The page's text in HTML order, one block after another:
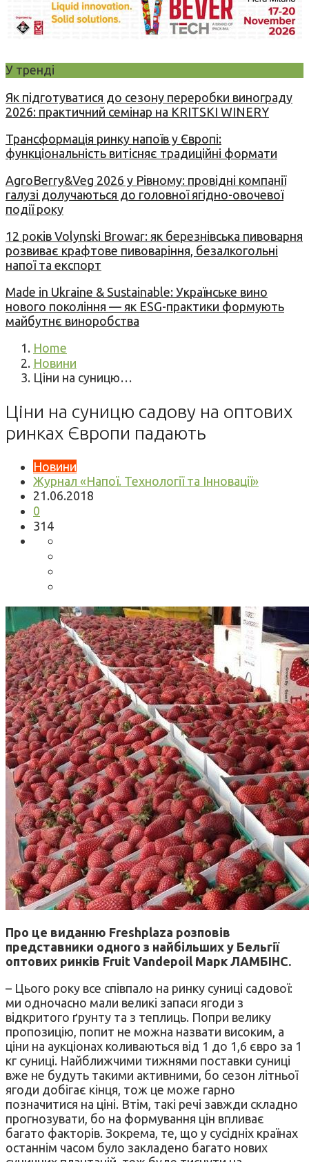
У тренді
Як підготуватися до сезону переробки винограду
2026: практичний семінар на KRITSKI WINERY
Трансформація ринку напоїв у Європі:
функціональність витісняє традиційні формати
AgroBerry&Veg 2026 у Рівному: провідні компанії
галузі долучаються до головної ягідно-овочевої
події року
12 років Volynski Browar: як березнівська пивоварня
розвиває крафтове пивоваріння, безалкогольні
напої та експорт
Made in Ukraine & Sustainable: Українське вино
нового покоління — як ESG-практики формують
майбутнє виноробства
Home
Новини
Ціни на суницю…
Ціни на суницю садову на оптових
ринках Європи падають
Новини
Журнал «Напої. Технології та Інновації»
21.06.2018
0
314
Про це виданню Freshplaza розповів
представники одного з найбільших у Бельгії
оптових ринків Fruit Vandepoil Марк ЛАМБІНС.
– Цього року все співпало на ринку суниці садової:
ми одночасно мали великі запаси ягоди з
відкритого ґрунту та з теплиць. Попри велику
пропозицію, попит не можна назвати високим, а
ціни на аукціонах коливаються від 1 до 1,6 євро за 1
кг суниці. Найближчими тижнями поставки суниці
вже не будуть такими активними, бо сезон літньої
ягоди добігає кінця, тож це може гарно
позначитися на ціні. Втім, такі речі завжди складно
прогнозувати, бо на формування цін впливає
багато факторів. Зокрема, те, що у сусідніх країнах
останнім часом було закладено багато нових